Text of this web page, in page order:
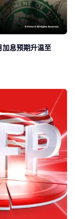
加息预期升温至